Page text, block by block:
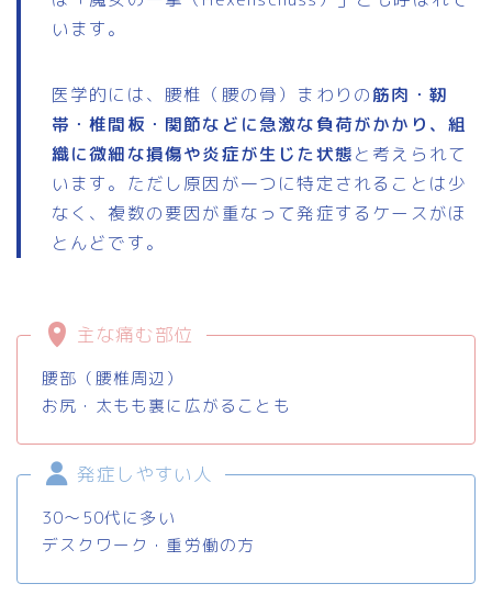
います。
医学的には、腰椎（腰の骨）まわりの筋肉・靭
帯・椎間板・関節などに急激な負荷がかかり、組
織に微細な損傷や炎症が生じた状態と考えられて
います。ただし原因が一つに特定されることは少
なく、複数の要因が重なって発症するケースがほ
とんどです。
主な痛む部位
腰部（腰椎周辺）
お尻・太もも裏に広がることも
発症しやすい人
30〜50代に多い
デスクワーク・重労働の方